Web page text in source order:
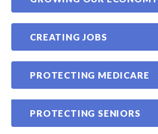
CREATING JOBS
PROTECTING MEDICARE
PROTECTING SENIORS